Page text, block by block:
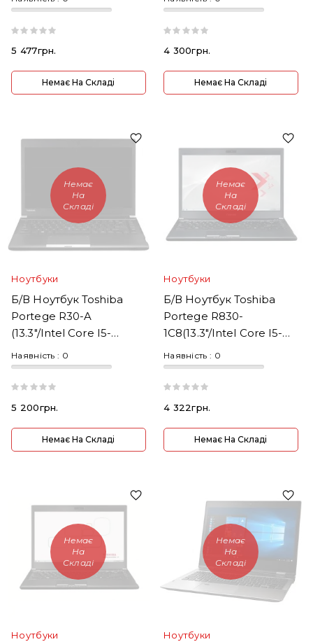
8GB/SSD240GB)
5 477грн.
Немає На Складі
4 300грн.
Немає На Складі
Немає
На
Складі
Ноутбуки
Б/В Ноутбук Toshiba
Portege R30-A
(13.3"/Intel Core I5-
4200M 2.6GHz/8GB/SSD
240GB)
Наявність : 0
5 200грн.
Немає На Складі
Немає
На
Складі
Ноутбуки
Б/В Ноутбук Toshiba
Portege R830-
1C8(13.3"/Intel Core I5-
2520M 2.5GHz/RAM
8GB/SSD240GB)
Наявність : 0
4 322грн.
Немає На Складі
Немає
На
Складі
Ноутбуки
Немає
На
Складі
Ноутбуки